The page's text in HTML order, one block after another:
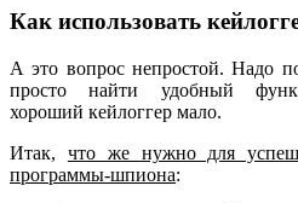
Как использовать
А это вопрос непростой. Надо
просто найти удобный
хороший кейлоггер мало.
Итак, что же нужно для
программы-шпиона: